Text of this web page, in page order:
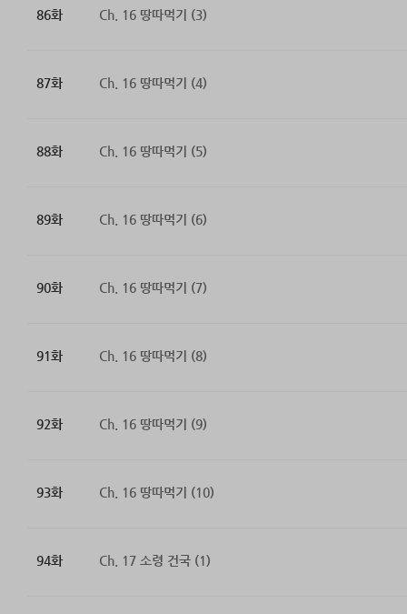
86화 Ch. 16 땅따먹기 (3)
87화 Ch. 16 땅따먹기 (4)
88화 Ch. 16 땅따먹기 (5)
89화 Ch. 16 땅따먹기 (6)
90화 Ch. 16 땅따먹기 (7)
91화 Ch. 16 땅따먹기 (8)
92화 Ch. 16 땅따먹기 (9)
93화 Ch. 16 땅따먹기 (10)
94화 Ch. 17 소령 건국 (1)